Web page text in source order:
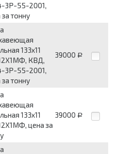
3Р-55-2001,
тонну
133х11
КВД,
3Р-55-2001,
тонну
39000 Р
133х11
цена за
39000 Р